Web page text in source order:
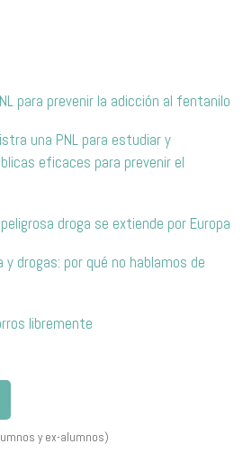
para prevenir la adicción al fentanilo
una PNL para estudiar y
eficaces para prevenir el
peligrosa droga se extiende por Europa
drogas: por qué no hablamos de
libremente
y ex-alumnos)